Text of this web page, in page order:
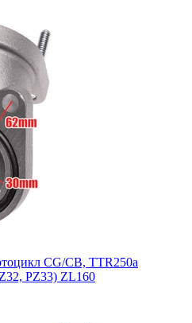
CG/CB, TTR250a
PZ33) ZL160